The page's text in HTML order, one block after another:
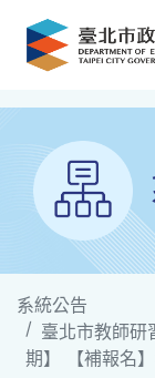
跳到主要內容
系統公告
臺北市教師研
期】 【補報名